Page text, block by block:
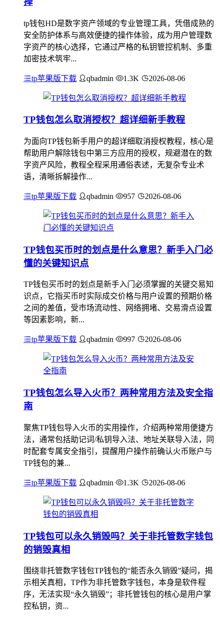
tp钱包HD是数字资产领域的专业管理工具，凭借成熟的
安全防护体系与高效便捷的操作体验，成为用户管理数
字资产的核心选择，它通过严格的私钥管控机制、多重
加密技术筑牢...
tp苹果版下载 qbadmin 1.3K 2026-08-06
TP钱包怎么取消授权？超详细新手教程
为面向TP钱包新手用户的超详细取消授权教程，核心是
帮助用户解除钱包中第三方应用的授权，规避潜在的数
字资产风险，教程全程采用通俗表述，无复杂专业术
语，清晰拆解操作...
tp苹果版下载 qbadmin 957 2026-08-06
TP钱包买币时的划点是什么意思？新手入门必
懂的关键知识点
TP钱包买币时的划点是新手入门必须掌握的关键交易知
识点，它指买币时实际成交价格与用户设置的预期价格
之间的差值，受市场流动性、网络拥堵、交易滑点设置
等因素影响，新...
tp苹果版下载 qbadmin 997 2026-08-06
TP钱包怎么导入火币？两种常用方法及安全指
南
聚焦TP钱包导入火币的实用操作，介绍两种常用便捷方
法，通常包括助记词/私钥导入法、地址关联导入法，同
时配套专属安全指引，提醒用户操作前确认火币账户与
TP钱包的兼...
tp苹果版下载 qbadmin 1.3K 2026-08-06
TP钱包可以永久销毁吗？关于非托管数字钱包
的销毁真相
围绕非托管数字钱包TP钱包的“能否永久销毁”疑问，揭
示相关真相，TP作为非托管数字钱包，本身是软件程
序，无法实现“永久销毁”；非托管钱包的核心是用户掌
控私钥，资...